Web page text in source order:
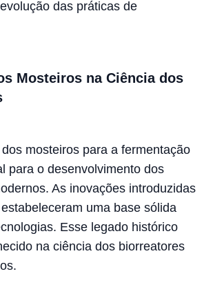
das práticas de
Mosteiros na Ciência dos
mosteiros para a fermentação
para o desenvolvimento dos
As inovações introduzidas
uma base sólida
Esse legado histórico
na ciência dos biorreatores